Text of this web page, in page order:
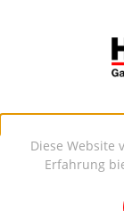
Diese Website
Erfahrung